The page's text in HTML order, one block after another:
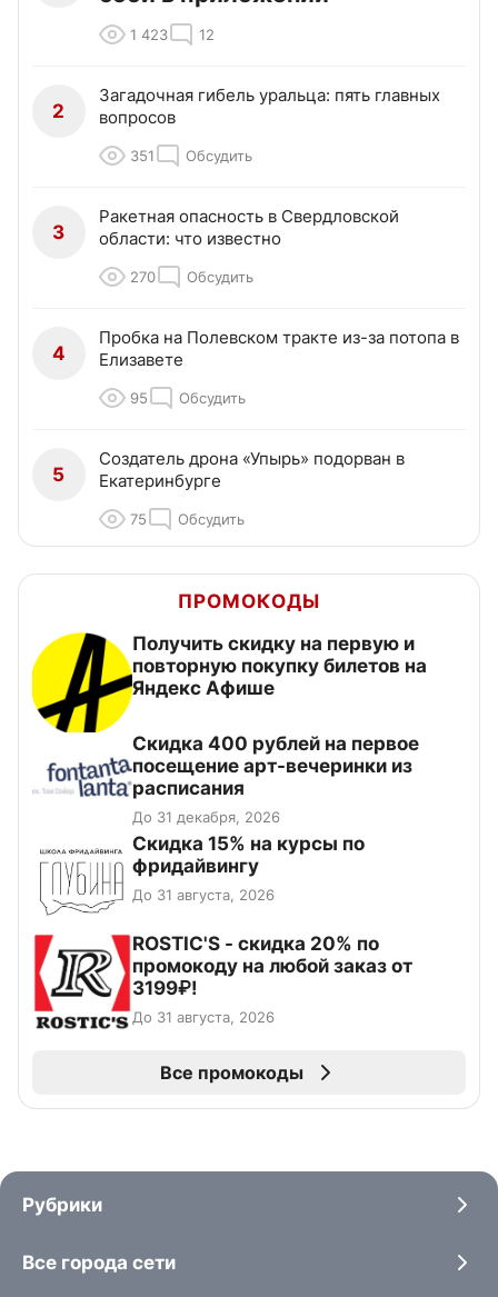
1 423 12
2
Загадочная гибель уральца: пять главных
вопросов
351 Обсудить
3
Ракетная опасность в Свердловской
области: что известно
270 Обсудить
4
Пробка на Полевском тракте из-за потопа в
Елизавете
95 Обсудить
5
Создатель дрона «Упырь» подорван в
Екатеринбурге
75 Обсудить
ПРОМОКОДЫ
Получить скидку на первую и
повторную покупку билетов на
Яндекс Афише
Cкидка 400 рублей на первое
посещение арт-вечеринки из
расписания
До 31 декабря, 2026
Скидка 15% на курсы по
фридайвингу
До 31 августа, 2026
ROSTIC'S - скидка 20% по
промокоду на любой заказ от
3199₽!
До 31 августа, 2026
Все промокоды
Рубрики
Все города сети